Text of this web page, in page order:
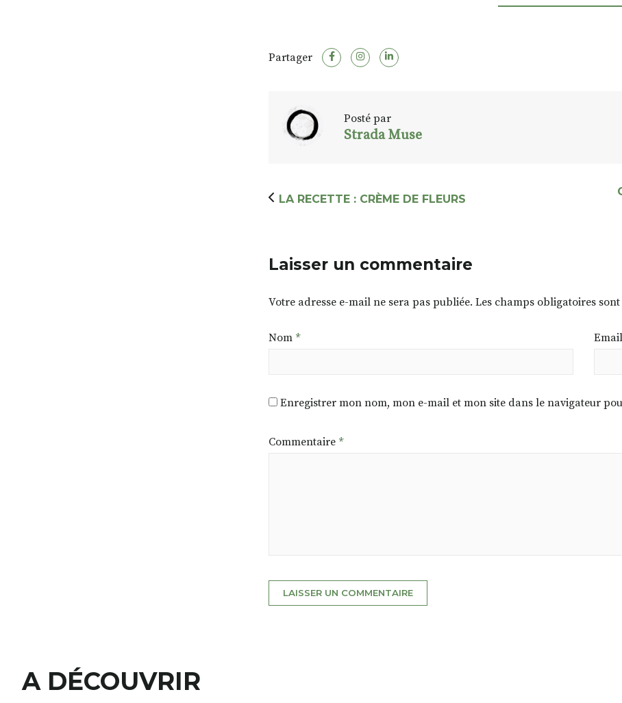
Partager
Posté par
Strada Muse
LA RECETTE : CRÈME DE FLEURS
Laisser un commentaire
Votre adresse e-mail ne sera pas publiée. Les champs obligatoires
Nom * Email
Enregistrer mon nom, mon e-mail et mon site dans le navigateur
Commentaire *
A DÉCOUVRIR